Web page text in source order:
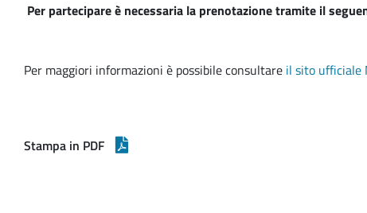
Per partecipare è necessaria la prenotazione tramite il
Per maggiori informazioni è possibile consultare il sito ufficiale
Stampa in PDF